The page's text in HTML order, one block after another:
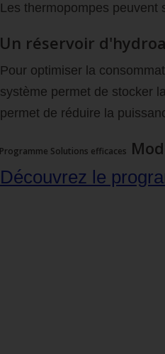
Les thermopompes peuvent
Un réservoir
Pour optimiser la
système permet de stocker
permet de réduire la
Programme Solutions efficaces
Découvrez le